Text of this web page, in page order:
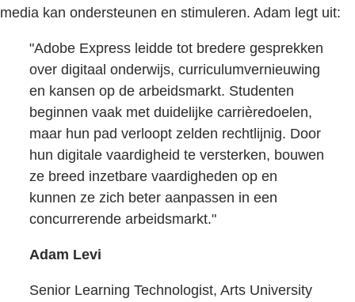
media kan ondersteunen en stimuleren. Adam legt uit:
"Adobe Express leidde tot bredere gesprekken
over digitaal onderwijs, curriculumvernieuwing
en kansen op de arbeidsmarkt. Studenten
beginnen vaak met duidelijke carrièredoelen,
maar hun pad verloopt zelden rechtlijnig. Door
hun digitale vaardigheid te versterken, bouwen
ze breed inzetbare vaardigheden op en
kunnen ze zich beter aanpassen in een
concurrerende arbeidsmarkt."
Adam Levi
Senior Learning Technologist, Arts University